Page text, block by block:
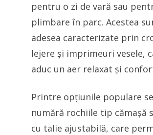
pentru o zi de vară sau
plimbare în parc. Acestea
adesea caracterizate prin
lejere și imprimeuri vesele,
aduc un aer relaxat și
Printre opțiunile populare se
numără rochiile tip cămașă
cu talie ajustabilă, care